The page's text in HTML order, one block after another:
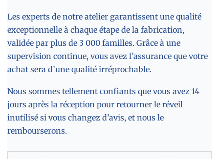
Les experts de notre atelier garantissent une qualité
exceptionnelle à chaque étape de la fabrication,
validée par plus de 3 000 familles. Grâce à une
supervision continue, vous avez l’assurance que votre
achat sera d’une qualité irréprochable.
Nous sommes tellement confiants que vous avez 14
jours après la réception pour retourner le réveil
inutilisé si vous changez d’avis, et nous le
rembourserons.